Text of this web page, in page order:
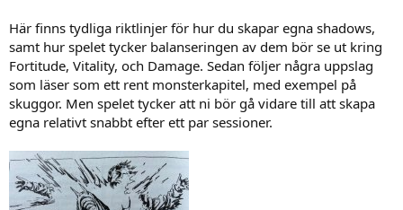
Här finns tydliga riktlinjer för hur du skapar egna shadows,
samt hur spelet tycker balanseringen av dem bör se ut kring
Fortitude, Vitality, och Damage. Sedan följer några uppslag
som läser som ett rent monsterkapitel, med exempel på
skuggor. Men spelet tycker att ni bör gå vidare till att skapa
egna relativt snabbt efter ett par sessioner.